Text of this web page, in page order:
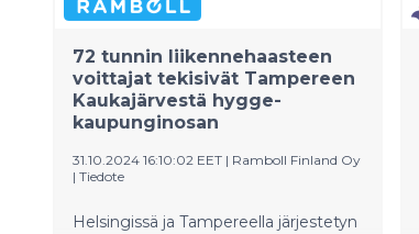
72 tunnin liikennehaasteen
voittajat tekisivät Tampereen
Kaukajärvestä hygge-
kaupunginosan
31.10.2024 16:10:02 EET | Ramboll Finland Oy
| Tiedote
Helsingissä ja Tampereella järjestetyn